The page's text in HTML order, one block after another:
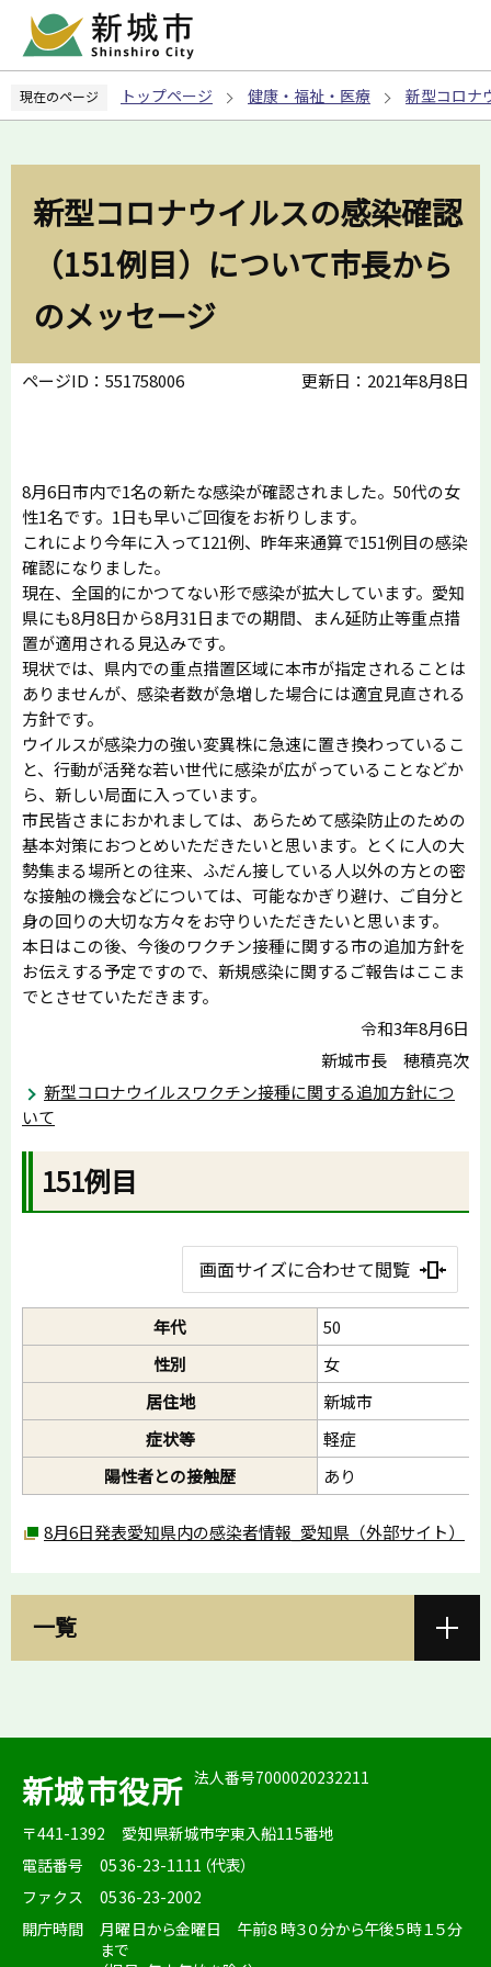
ペ
の
現在のページ トップページ 健康・福祉・医療 新型コロナ
新型コロナウイルスの感染確認
（151例目）について市長から
のメッセージ
ページID：551758006 更新日：2021年8月8日
8月6日市内で1名の新たな感染が確認されました。50代の女
性1名です。1日も早いご回復をお祈りします。
これにより今年に入って121例、昨年来通算で151例目の感染
確認になりました。
現在、全国的にかつてない形で感染が拡大しています。愛知
県にも8月8日から8月31日までの期間、まん延防止等重点措
置が適用される見込みです。
現状では、県内での重点措置区域に本市が指定されることは
ありませんが、感染者数が急増した場合には適宜見直される
方針です。
ウイルスが感染力の強い変異株に急速に置き換わっているこ
と、行動が活発な若い世代に感染が広がっていることなどか
ら、新しい局面に入っています。
市民皆さまにおかれましては、あらためて感染防止のための
基本対策におつとめいただきたいと思います。とくに人の大
勢集まる場所との往来、ふだん接している人以外の方との密
な接触の機会などについては、可能なかぎり避け、ご自分と
身の回りの大切な方々をお守りいただきたいと思います。
本日はこの後、今後のワクチン接種に関する市の追加方針を
お伝えする予定ですので、新規感染に関するご報告はここま
でとさせていただきます。
令和3年8月6日
新城市長 穂積亮次
新型コロナウイルスワクチン接種に関する追加方針につ
いて
151例目
画面サイズに合わせて閲覧
年代
50
性別
女
居住地
新城市
症状等
軽症
陽性者との接触歴
あり
8月6日発表愛知県内の感染者情報_愛知県（外部サイト）
一覧
新城市役所 法人番号7000020232211
〒441-1392
愛知県新城市字東入船115番地
電話番号
0536-23-1111（代表）
ファクス
0536-23-2002
開庁時間
月曜日から金曜日 午前８時３０分から午後５時１５分
まで